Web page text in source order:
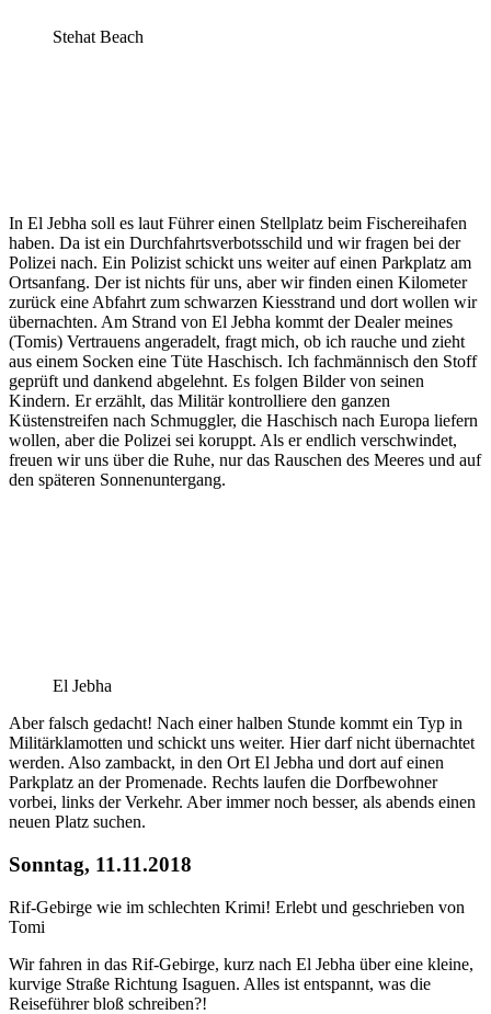
Stehat Beach
In El Jebha soll es laut Führer einen Stellplatz beim Fischereihafen
haben. Da ist ein Durchfahrtsverbotsschild und wir fragen bei der
Polizei nach. Ein Polizist schickt uns weiter auf einen Parkplatz am
Ortsanfang. Der ist nichts für uns, aber wir finden einen Kilometer
zurück eine Abfahrt zum schwarzen Kiesstrand und dort wollen wir
übernachten. Am Strand von El Jebha kommt der Dealer meines
(Tomis) Vertrauens angeradelt, fragt mich, ob ich rauche und zieht
aus einem Socken eine Tüte Haschisch. Ich fachmännisch den Stoff
geprüft und dankend abgelehnt. Es folgen Bilder von seinen
Kindern. Er erzählt, das Militär kontrolliere den ganzen
Küstenstreifen nach Schmuggler, die Haschisch nach Europa liefern
wollen, aber die Polizei sei koruppt. Als er endlich verschwindet,
freuen wir uns über die Ruhe, nur das Rauschen des Meeres und auf
den späteren Sonnenuntergang.
El Jebha
Aber falsch gedacht! Nach einer halben Stunde kommt ein Typ in
Militärklamotten und schickt uns weiter. Hier darf nicht übernachtet
werden. Also zambackt, in den Ort El Jebha und dort auf einen
Parkplatz an der Promenade. Rechts laufen die Dorfbewohner
vorbei, links der Verkehr. Aber immer noch besser, als abends einen
neuen Platz suchen.
Sonntag, 11.11.2018
Rif-Gebirge wie im schlechten Krimi! Erlebt und geschrieben von
Tomi
Wir fahren in das Rif-Gebirge, kurz nach El Jebha über eine kleine,
kurvige Straße Richtung Isaguen. Alles ist entspannt, was die
Reiseführer bloß schreiben?!